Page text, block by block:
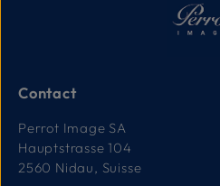
Contact
Perrot Image SA
Hauptstrasse 104
2560 Nidau, Suisse